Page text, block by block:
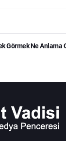
Görmek Ne Anlama